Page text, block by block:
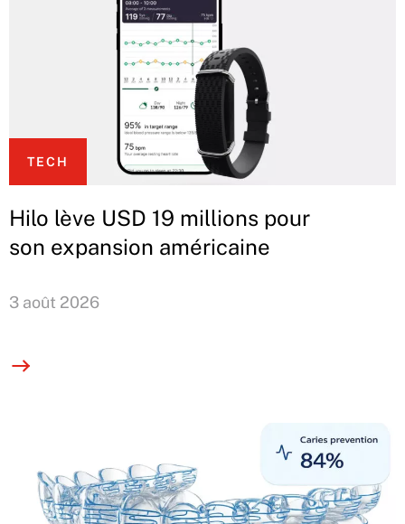
TECH
Hilo lève USD 19 millions pour
son expansion américaine
3 août 2026